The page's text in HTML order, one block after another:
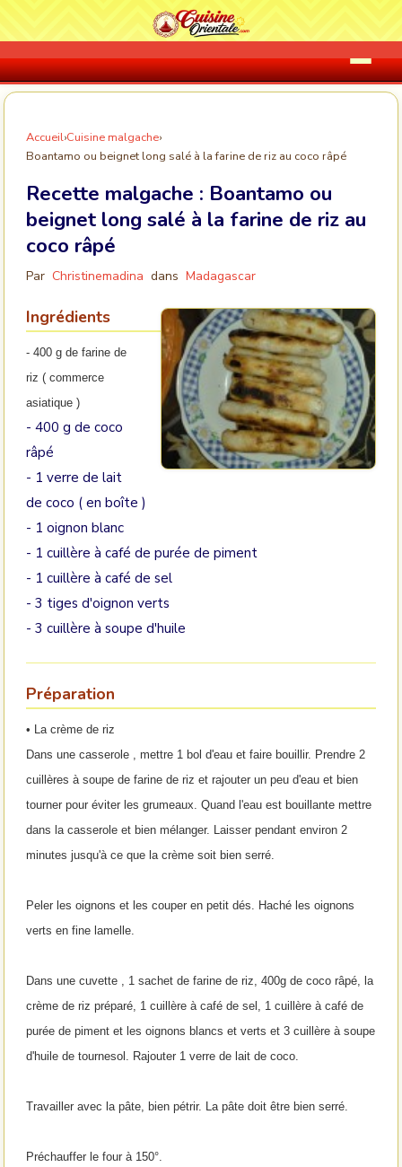
Accueil›Cuisine malgache›
Boantamo ou beignet long salé à la farine de riz au coco râpé
Recette malgache : Boantamo ou
beignet long salé à la farine de riz au
coco râpé
Par Christinemadina dans Madagascar
Ingrédients
- 400 g de farine de
riz ( commerce
asiatique )
- 400 g de coco
râpé
- 1 verre de lait
de coco ( en boîte )
- 1 oignon blanc
- 1 cuillère à café de purée de piment
- 1 cuillère à café de sel
- 3 tiges d'oignon verts
- 3 cuillère à soupe d'huile
Préparation
• La crème de riz
Dans une casserole , mettre 1 bol d'eau et faire bouillir. Prendre 2
cuillères à soupe de farine de riz et rajouter un peu d'eau et bien
tourner pour éviter les grumeaux. Quand l'eau est bouillante mettre
dans la casserole et bien mélanger. Laisser pendant environ 2
minutes jusqu'à ce que la crème soit bien serré.
Peler les oignons et les couper en petit dés. Haché les oignons
verts en fine lamelle.
Dans une cuvette , 1 sachet de farine de riz, 400g de coco râpé, la
crème de riz préparé, 1 cuillère à café de sel, 1 cuillère à café de
purée de piment et les oignons blancs et verts et 3 cuillère à soupe
d'huile de tournesol. Rajouter 1 verre de lait de coco.
Travailler avec la pâte, bien pétrir. La pâte doit être bien serré.
Préchauffer le four à 150°.